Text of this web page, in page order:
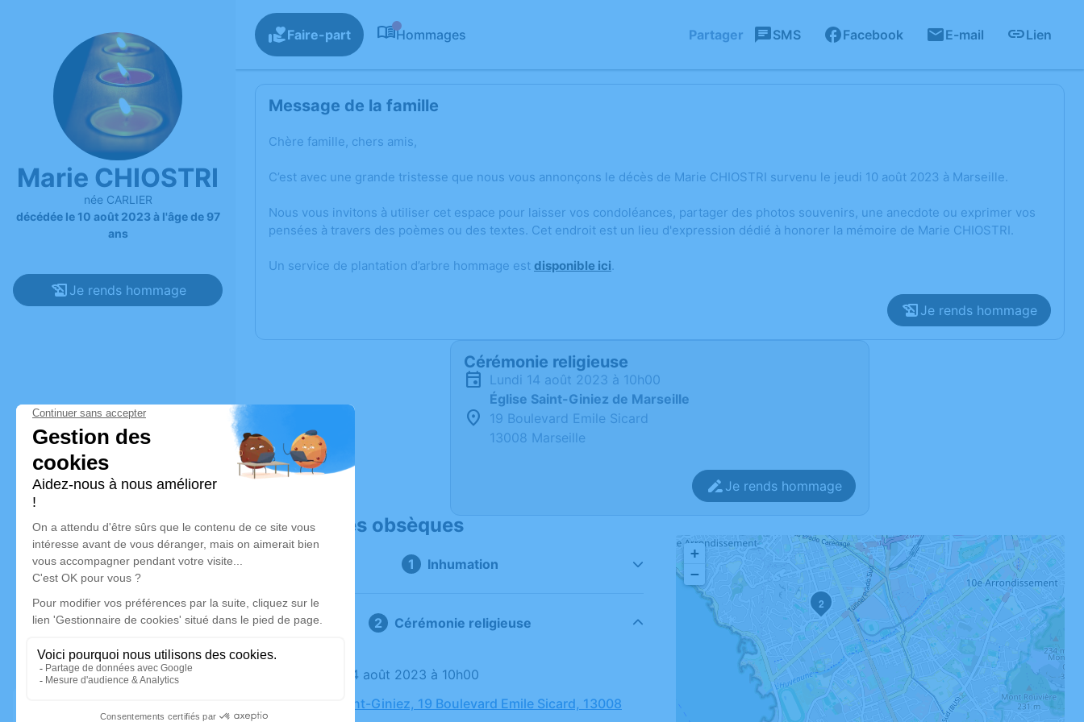
Marie CHIOSTRI
née CARLIER
décédée le 10 août 2023 à l'âge de 97
ans
Je rends hommage
Faire-part Hommages Partager SMS Facebook E-mail Lien
Message de la famille
Chère famille, chers amis,
C’est avec une grande tristesse que nous vous annonçons le décès de Marie CHIOSTRI survenu le jeudi 10 août 2023 à Marseille.
Nous vous invitons à utiliser cet espace pour laisser vos condoléances, partager des photos souvenirs, une anecdote ou exprimer vos
pensées à travers des poèmes ou des textes. Cet endroit est un lieu d'expression dédié à honorer la mémoire de Marie CHIOSTRI.
Un service de plantation d’arbre hommage est disponible ici.
Je rends hommage
Cérémonie religieuse
lundi 14 août 2023 à 10h00
Église Saint-Giniez de Marseille
19 Boulevard Emile Sicard
13008 Marseille
Je rends hommage
Déroulé des obsèques
Inhumation
Cérémonie religieuse
Le lundi 14 août 2023 à 10h00
Église Saint-Giniez, 19 Boulevard Emile Sicard, 13008
2
+
−